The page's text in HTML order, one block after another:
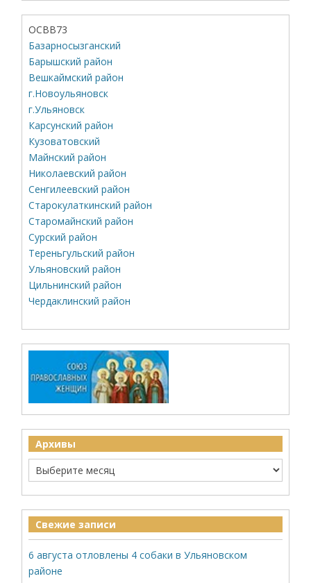
ОСВВ73
Базарносызганский
Барышский район
Вешкаймский район
г.Новоульяновск
г.Ульяновск
Карсунский район
Кузоватовский
Майнский район
Николаевский район
Сенгилеевский район
Старокулаткинский район
Старомайнский район
Сурский район
Тереньгульский район
Ульяновский район
Цильнинский район
Чердаклинский район
Архивы
Свежие записи
6 августа отловлены 4 собаки в Ульяновском
районе